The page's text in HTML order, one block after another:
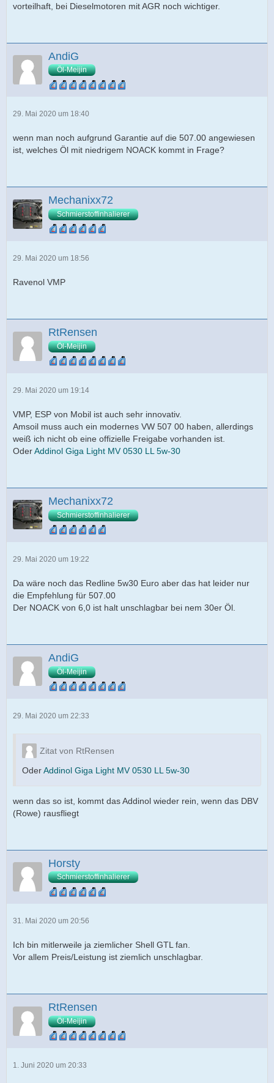
vorteilhaft, bei Dieselmotoren mit AGR noch wichtiger.
AndiG
Öl-Meijin
29. Mai 2020 um 18:40
wenn man noch aufgrund Garantie auf die 507.00 angewiesen
ist, welches Öl mit niedrigem NOACK kommt in Frage?
Mechanixx72
Schmierstoffinhalierer
29. Mai 2020 um 18:56
Ravenol VMP
RtRensen
Öl-Meijin
29. Mai 2020 um 19:14
VMP, ESP von Mobil ist auch sehr innovativ.
Amsoil muss auch ein modernes VW 507 00 haben, allerdings
weiß ich nicht ob eine offizielle Freigabe vorhanden ist.
OderAddinol Giga Light MV 0530 LL 5w-30
Mechanixx72
Schmierstoffinhalierer
29. Mai 2020 um 19:22
Da wäre noch das Redline 5w30 Euro aber das hat leider nur
die Empfehlung für 507.00
Der NOACK von 6,0 ist halt unschlagbar bei nem 30er Öl.
AndiG
Öl-Meijin
29. Mai 2020 um 22:33
Zitat von RtRensen
OderAddinol Giga Light MV 0530 LL 5w-30
wenn das so ist, kommt das Addinol wieder rein, wenn das DBV
(Rowe) rausfliegt
Horsty
Schmierstoffinhalierer
31. Mai 2020 um 20:56
Ich bin mitlerweile ja ziemlicher Shell GTL fan.
Vor allem Preis/Leistung ist ziemlich unschlagbar.
RtRensen
Öl-Meijin
1. Juni 2020 um 20:33